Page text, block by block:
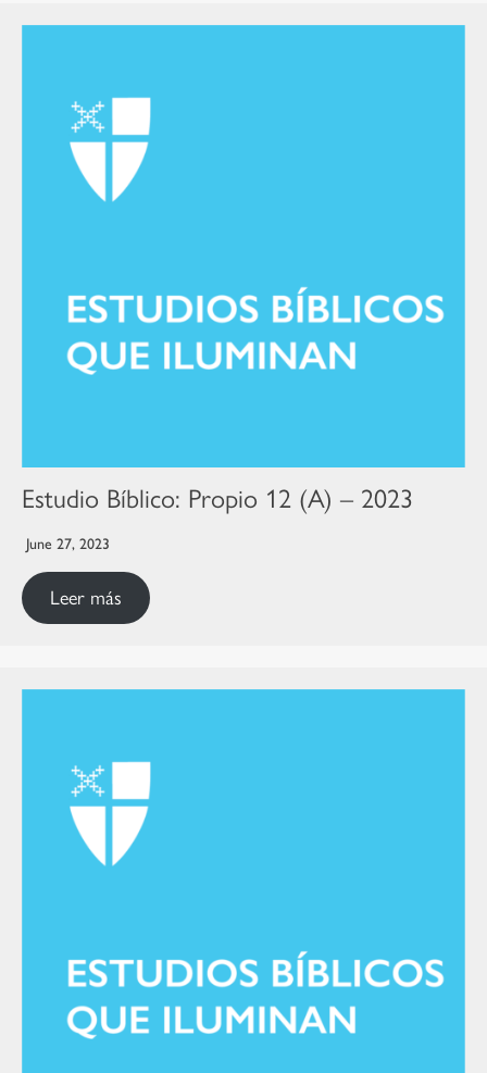
Estudio Bíblico: Propio 12 (A) – 2023
June 27, 2023
Leer más